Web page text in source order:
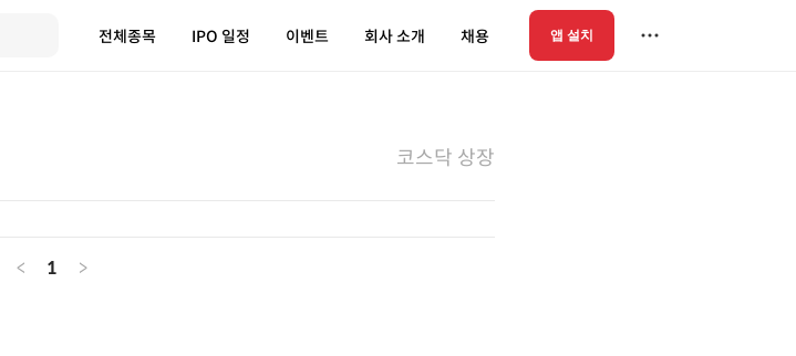
전체종목 IPO 일정 이벤트 회사 소개 채용 앱 설치
코스닥 상장
< 1 >